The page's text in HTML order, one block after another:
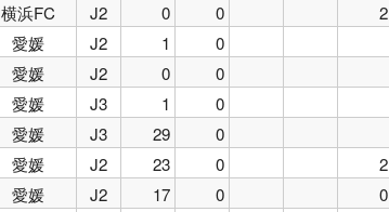
横浜FC J2 0 0 2
愛媛 J2 1 0
愛媛 J2 0 0
愛媛 J3 1 0
愛媛 J3 29 0
愛媛 J2 23 0 2
愛媛 J2 17 0 0